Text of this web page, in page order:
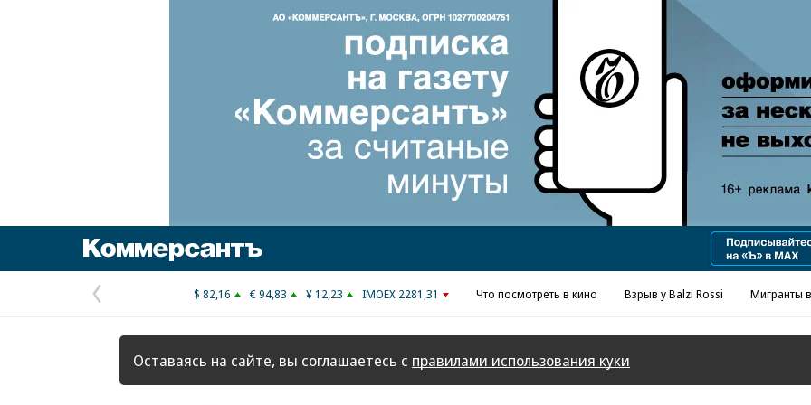
Реклама в «Ъ» www.kommersant.ru/ad
Предыдущая
страница
$ 82,16 € 94,83 ¥ 12,23 IMOEX 2281,31 Что посмотреть в кино Взрыв у Balzi Rossi Мигранты
Оставаясь на сайте, вы соглашаетесь с правилами использования куки